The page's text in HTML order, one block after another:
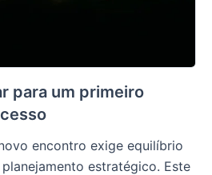
para um primeiro
encontro exige equilíbrio
estratégico. Este